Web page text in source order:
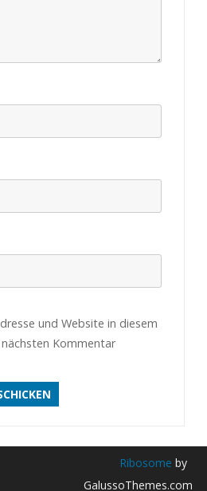
und Website in diesem
Kommentar
Ribosome by
GalussoThemes.com